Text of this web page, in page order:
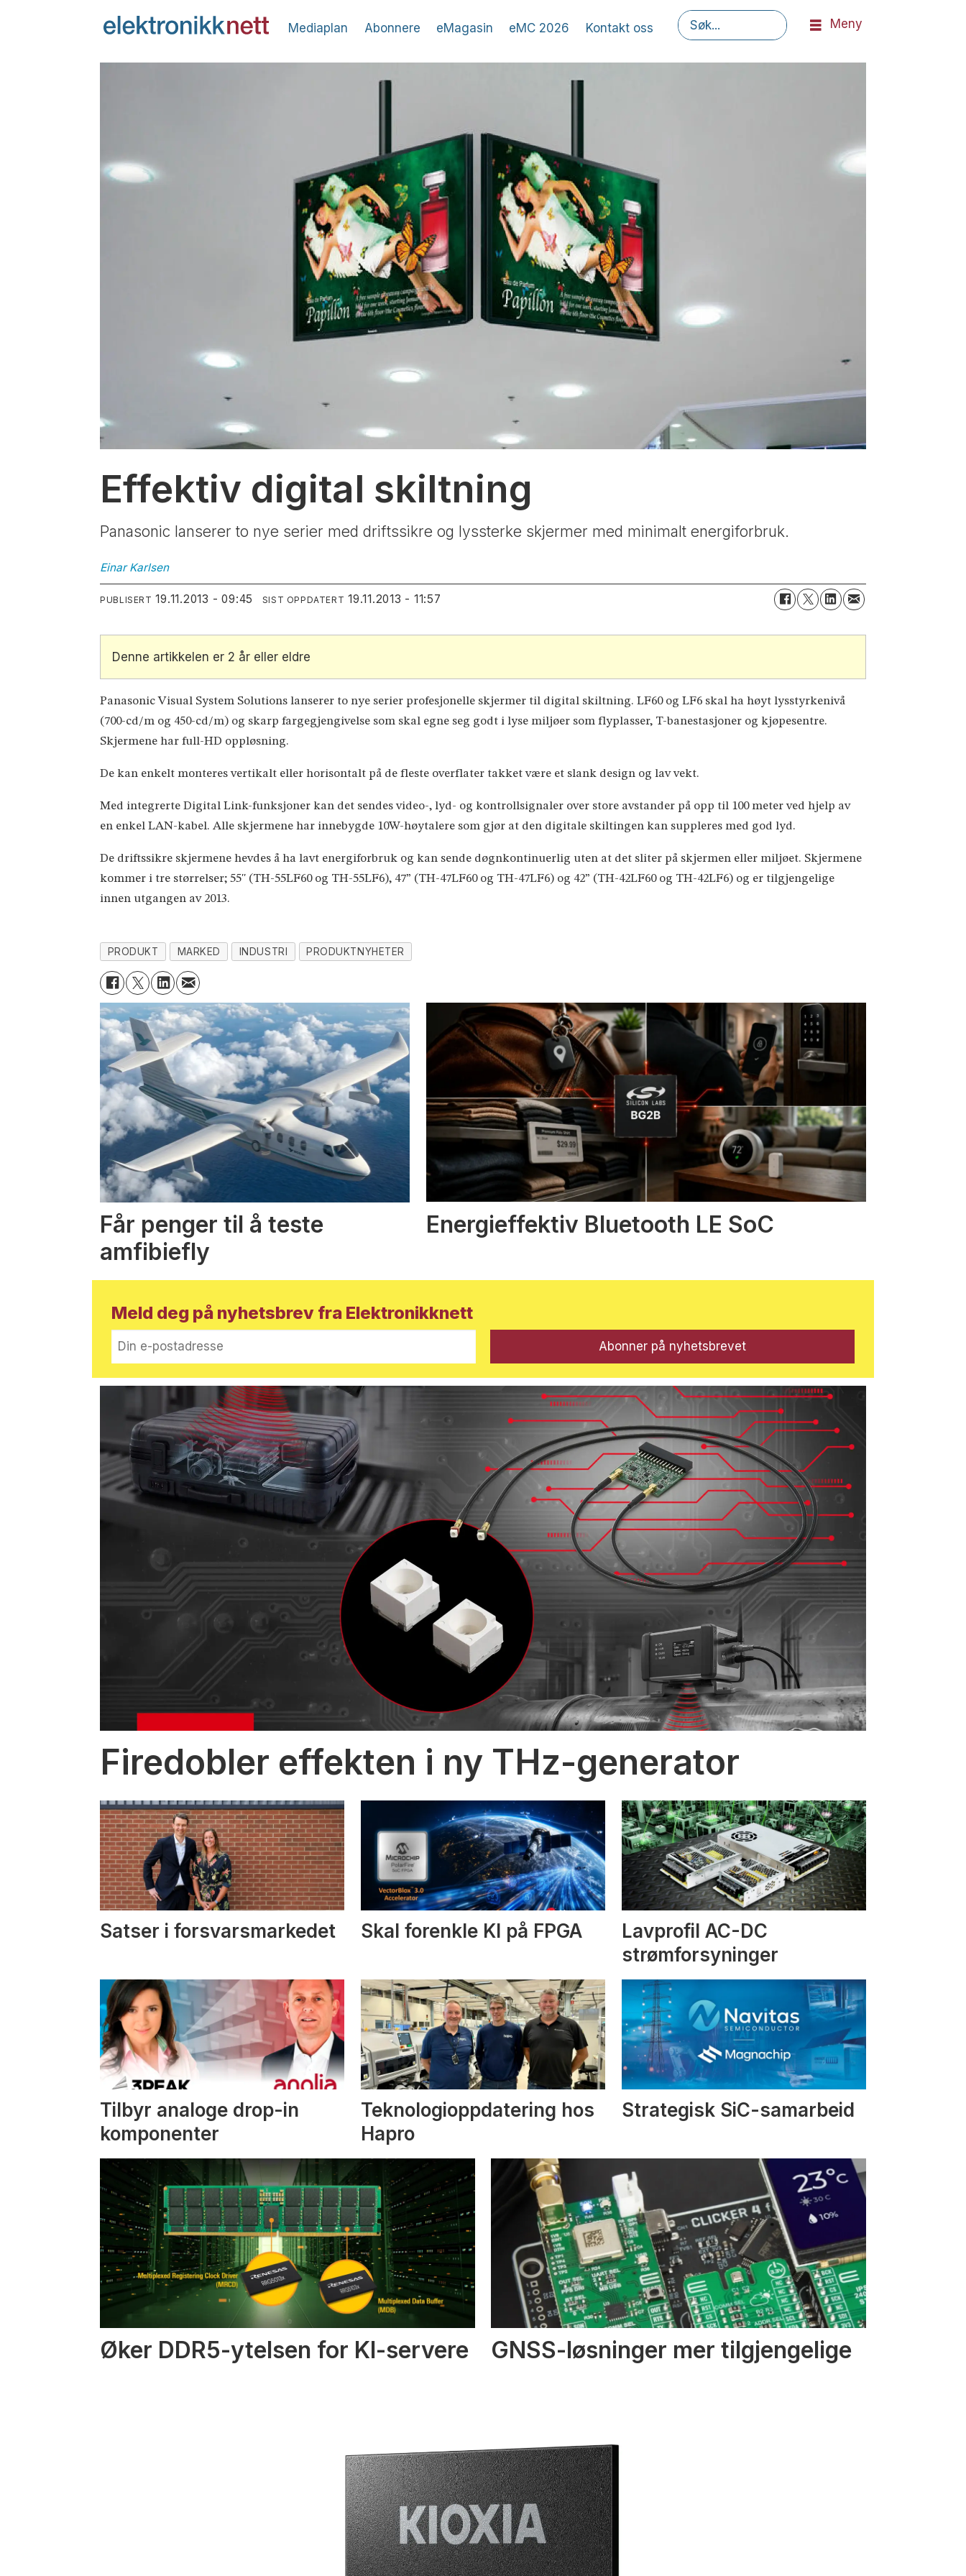
Mediaplan Abonnere eMagasin eMC 2026 Kontakt oss Søk
Meny
Effektiv digital skiltning
Panasonic lanserer to nye serier med driftssikre og lyssterke skjermer med minimalt energiforbruk.
Einar Karlsen
PUBLISERT 19.11.2013 - 09:45 SIST OPPDATERT 19.11.2013 - 11:57
Denne artikkelen er 2 år eller eldre
Panasonic Visual System Solutions lanserer to nye serier profesjonelle skjermer til digital skiltning. LF60 og LF6 skal ha høyt lysstyrkenivå
(700-cd/m og 450-cd/m) og skarp fargegjengivelse som skal egne seg godt i lyse miljøer som flyplasser, T-banestasjoner og kjøpesentre.
Skjermene har full-HD oppløsning.
De kan enkelt monteres vertikalt eller horisontalt på de fleste overflater takket være et slank design og lav vekt.
Med integrerte Digital Link-funksjoner kan det sendes video-, lyd- og kontrollsignaler over store avstander på opp til 100 meter ved hjelp av
en enkel LAN-kabel. Alle skjermene har innebygde 10W-høytalere som gjør at den digitale skiltingen kan suppleres med god lyd.
De driftssikre skjermene hevdes å ha lavt energiforbruk og kan sende døgnkontinuerlig uten at det sliter på skjermen eller miljøet. Skjermene
kommer i tre størrelser; 55'' (TH-55LF60 og TH-55LF6), 47” (TH-47LF60 og TH-47LF6) og 42” (TH-42LF60 og TH-42LF6) og er tilgjengelige
innen utgangen av 2013.
PRODUKT MARKED INDUSTRI PRODUKTNYHETER
Får penger til å teste
amfibiefly
Energieffektiv Bluetooth LE SoC
Meld deg på nyhetsbrev fra Elektronikknett
Firedobler effekten i ny THz-generator
Satser i forsvarsmarkedet Skal forenkle KI på FPGA
Lavprofil AC-DC
strømforsyninger
Tilbyr analoge drop-in
komponenter
Teknologioppdatering hos
Hapro
Strategisk SiC-samarbeid
Øker DDR5-ytelsen for KI-servere GNSS-løsninger mer tilgjengelige